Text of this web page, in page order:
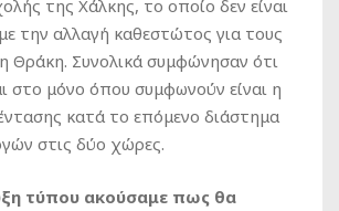
της Χάλκης, το οποίο δεν είναι
την αλλαγή καθεστώτος για τους
Θράκη. Συνολικά συμφώνησαν ότι
στο μόνο όπου συμφωνούν είναι η
κατά το επόμενο διάστημα
στις δύο χώρες.
τύπου ακούσαμε πως θα